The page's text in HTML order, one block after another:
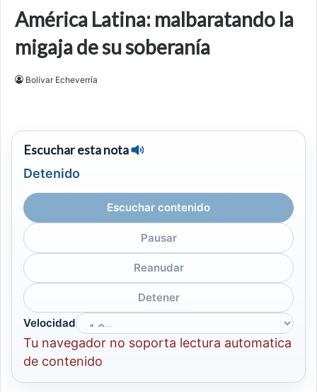
América Latina: malbaratando la
migaja de su soberanía
Bolívar Echeverría
Escuchar esta nota
Detenido
Escuchar contenido
Pausar
Reanudar
Detener
Velocidad
Tu navegador no soporta lectura automatica
de contenido